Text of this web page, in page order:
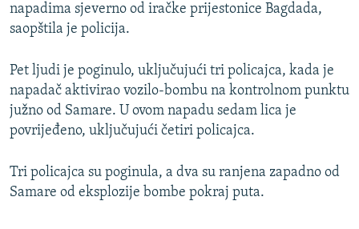
INFOGRAFIKE
KINA NA BALKANU
ISPRIČAJ MI
DNEVNO@RSE
SPECIJALI RSE
VIŠE OD NASLOVA
GENOCID U SREBRENICI
PRATITE NAS
napadima sjeverno od iračke prijestonice Bagdada,
saopštila je policija.
Pet ljudi je poginulo, uključujući tri policajca, kada je
napadač aktivirao vozilo-bombu na kontrolnom punktu
južno od Samare. U ovom napadu sedam lica je
povrijeđeno, uključujući četiri policajca.
Tri policajca su poginula, a dva su ranjena zapadno od
Samare od eksplozije bombe pokraj puta.